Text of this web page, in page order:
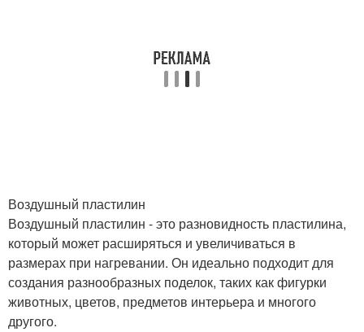
Воздушный пластилин
Воздушный пластилин - это разновидность пластилина,
который может расширяться и увеличиваться в
размерах при нагревании. Он идеально подходит для
создания разнообразных поделок, таких как фигурки
животных, цветов, предметов интерьера и многого
другого.